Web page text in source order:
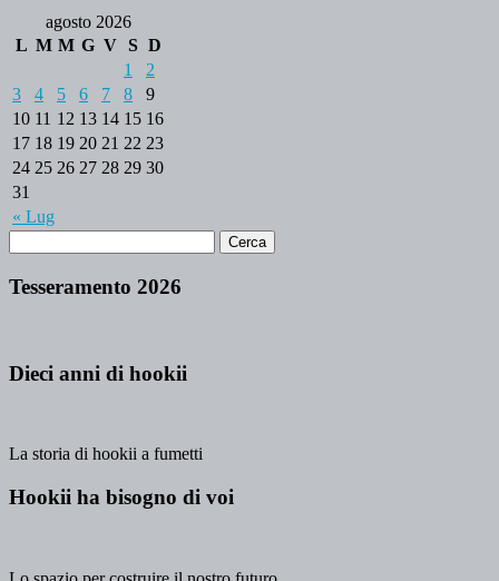
agosto 2026
L M M G V S D
« Lug
1
2
3
4 5 6 7 8
9
10 11 12 13 14 15 16
17 18 19 20 21 22 23
24 25 26 27 28 29 30
31
Tesseramento 2026
Dieci anni di hookii
La storia di hookii a fumetti
Hookii ha bisogno di voi